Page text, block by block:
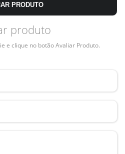
PRODUTO
produto
e clique no botão Avaliar Produto.